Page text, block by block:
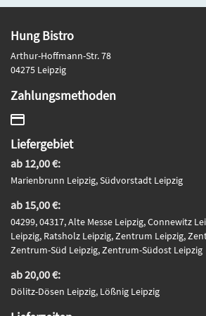
Hung Bistro
Arthur-Hoffmann-Str. 78
04275 Leipzig
Zahlungsmethoden
Liefergebiet
ab 12,00 €:
Marienbrunn Leipzig, Südvorstadt Leipzig
ab 15,00 €:
04299, 04317, Alte Messe Leipzig, Connewitz
Leipzig, Ratsholz Leipzig, Zentrum Leipzig,
Zentrum-Süd Leipzig, Zentrum-Südost Leipzig
ab 20,00 €:
Dölitz-Dösen Leipzig, Lößnig Leipzig